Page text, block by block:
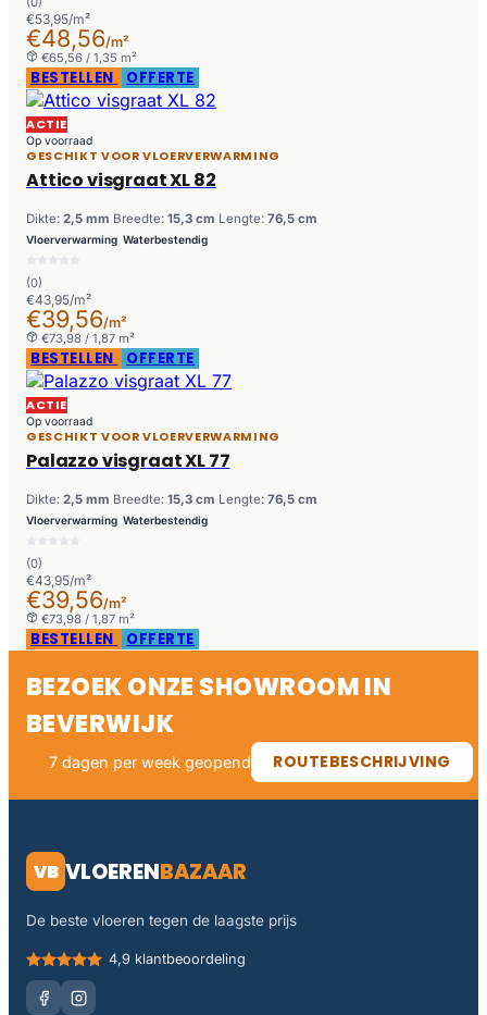
€53,95/m²
€48,56/m²
€65,56 / 1,35 m²
BESTELLEN OFFERTE
ACTIE
Op voorraad
GESCHIKT VOOR VLOERVERWARMING
Attico visgraat XL 82
Dikte: 2,5 mm Breedte: 15,3 cm Lengte: 76,5 cm
Vloerverwarming Waterbestendig
(0)
€43,95/m²
€39,56/m²
€73,98 / 1,87 m²
BESTELLEN OFFERTE
ACTIE
Op voorraad
GESCHIKT VOOR VLOERVERWARMING
Palazzo visgraat XL 77
Dikte: 2,5 mm Breedte: 15,3 cm Lengte: 76,5 cm
Vloerverwarming Waterbestendig
(0)
€43,95/m²
€39,56/m²
€73,98 / 1,87 m²
BESTELLEN OFFERTE
BEZOEK ONZE SHOWROOM IN
BEVERWIJK
7 dagen per week geopend ROUTEBESCHRIJVING
VB VLOERENBAZAAR
De beste vloeren tegen de laagste prijs
4,9 klantbeoordeling